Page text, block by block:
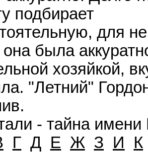
подбирает
для
была
хозяйкой,
"Летний"
- тайна имени
Г Д Е Ж З И К